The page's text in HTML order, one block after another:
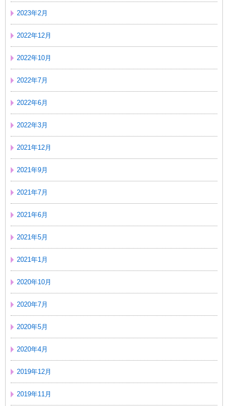
2023年2月
2022年12月
2022年10月
2022年7月
2022年6月
2022年3月
2021年12月
2021年9月
2021年7月
2021年6月
2021年5月
2021年1月
2020年10月
2020年7月
2020年5月
2020年4月
2019年12月
2019年11月